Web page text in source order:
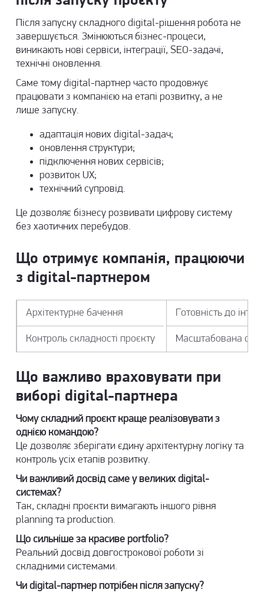
Після запуску складного digital-рішення робота не
завершується. Змінюються бізнес-процеси,
виникають нові сервіси, інтеграції, SEO-задачі,
технічні оновлення.
Саме тому digital-партнер часто продовжує
працювати з компанією на етапі розвитку, а не
лише запуску.
адаптація нових digital-задач;
оновлення структури;
підключення нових сервісів;
розвиток UX;
технічний супровід.
Це дозволяє бізнесу розвивати цифрову систему
без хаотичних перебудов.
Що отримує компанія, працюючи
з digital-партнером
Архітектурне бачення
Контроль складності проєкту
Готовність до
Масштабована
Що важливо враховувати при
виборі digital-партнера
Чому складний проєкт краще реалізовувати з
однією командою?
Це дозволяє зберігати єдину архітектурну логіку та
контроль усіх етапів розвитку.
Чи важливий досвід саме у великих digital-
системах?
Так, складні проєкти вимагають іншого рівня
planning та production.
Що сильніше за красиве portfolio?
Реальний досвід довгострокової роботи зі
складними системами.
Чи digital-партнер потрібен після запуску?